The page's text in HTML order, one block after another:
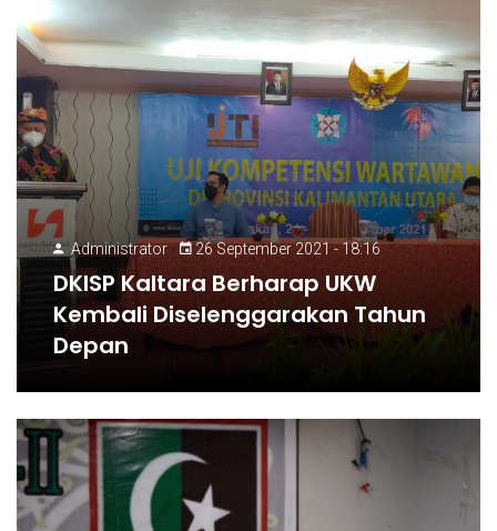
Administrator 26 September 2021 - 18:16
DKISP Kaltara Berharap UKW
Kembali Diselenggarakan Tahun
Depan